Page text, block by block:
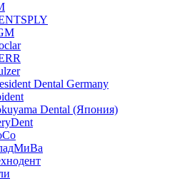
Dental Germany
Dental (Япония)